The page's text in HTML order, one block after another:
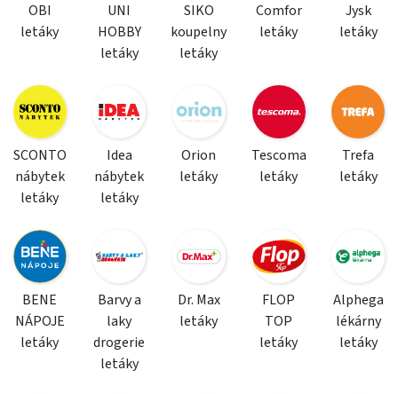
OBI
letáky
UNI
HOBBY
letáky
SIKO
koupelny
letáky
Comfor
letáky
Jysk
letáky
SCONTO
nábytek
letáky
Idea
nábytek
letáky
Orion
letáky
Tescoma
letáky
Trefa
letáky
BENE
NÁPOJE
letáky
Barvy a
laky
drogerie
letáky
Dr. Max
letáky
FLOP
TOP
letáky
Alphega
lékárny
letáky